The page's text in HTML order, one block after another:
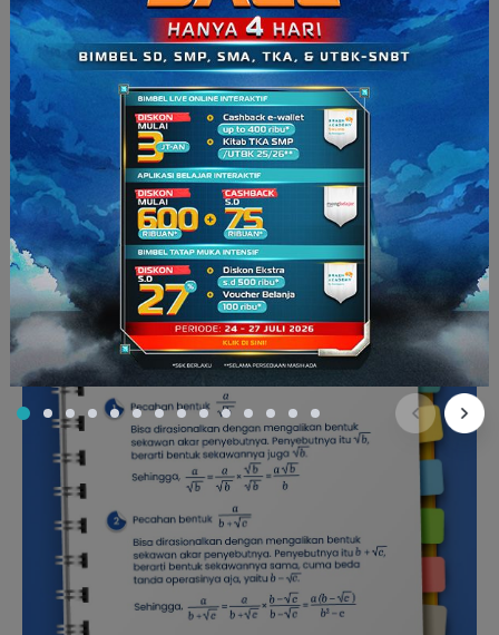
Kalo kamu menemukan bentuk seperti itu, kamu bisa
menyederhanakannya dengan mengalikan bilangan pecahan
tersebut dengan bentuk akar yang sekawan dari
penyebutnya. Maksudnya bentuk akar yang sekawan tuh
gimana, ya? Bentuk akar sekawan itu berarti bentuk akarnya
sama, cuma beda tanda operasinya aja. Nah, penjelasan lebih
lengkapnya bisa kamu lihat pada gambar di bawah ini!